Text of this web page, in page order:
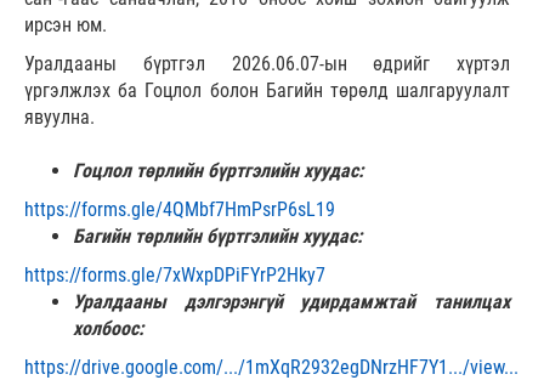
ирсэн юм.
Уралдааны бүртгэл 2026.06.07-ын өдрийг хүртэл
үргэлжлэх ба Гоцлол болон Багийн төрөлд шалгаруулалт
явуулна.
Гоцлол төрлийн бүртгэлийн хуудас:
https://forms.gle/4QMbf7HmPsrP6sL19
Багийн төрлийн бүртгэлийн хуудас:
https://forms.gle/7xWxpDPiFYrP2Hky7
Уралдааны дэлгэрэнгүй удирдамжтай танилцах
холбоос:
https://drive.google.com/.../1mXqR2932egDNrzHF7Y1.../view...